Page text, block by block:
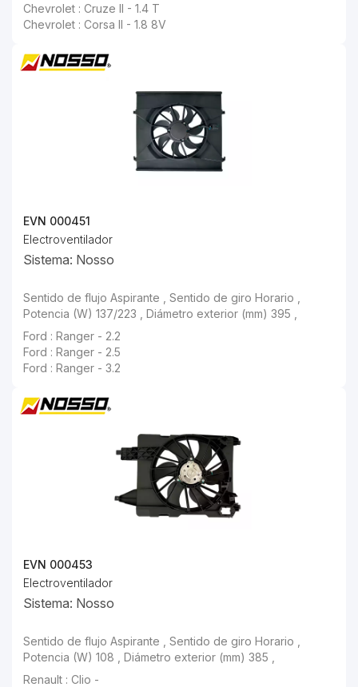
Chevrolet : Cruze II - 1.4 T
Chevrolet : Corsa II - 1.8 8V
EVN 000451
Electroventilador
Sistema: Nosso
Ford : Ranger - 2.5
Ford : Ranger - 3.2
EVN 000453
Electroventilador
Sistema: Nosso
Sentido de flujo Aspirante , Sentido de giro Horario , Potencia (W)